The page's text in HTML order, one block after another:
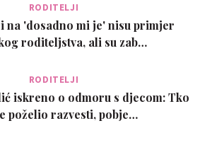
RODITELJI
na 'dosadno mi je' nisu primjer
roditeljstva, ali su zab…
RODITELJI
iskreno o odmoru s djecom: Tko
poželio razvesti, pobje…